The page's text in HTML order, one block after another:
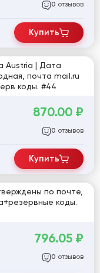
0 отзывов
Купить
Austria | Дата
почта mail.ru
коды. #44
870.00 ₽
0 отзывов
Купить
по почте,
коды.
796.05 ₽
0 отзывов